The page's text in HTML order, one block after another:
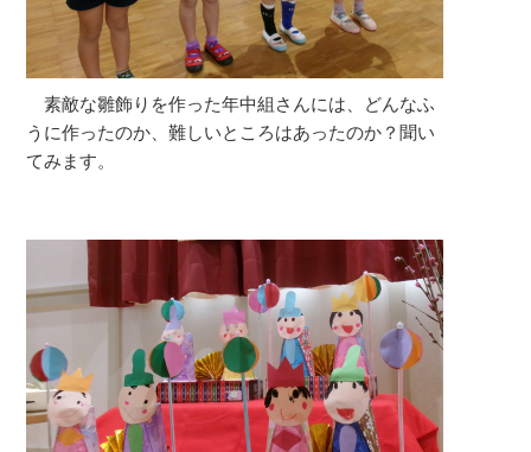
素敵な雛飾りを作った年中組さんには、どんなふ
うに作ったのか、難しいところはあったのか？聞い
てみます。